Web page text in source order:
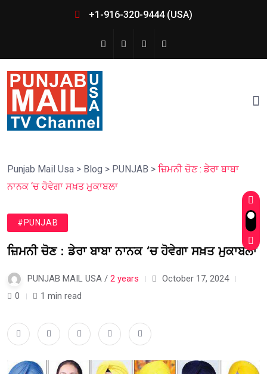
+1-916-320-9444 (USA)
Punjab Mail Usa > Blog > PUNJAB > ਜ਼ਿਮਨੀ ਚੋਣ : ਡੇਰਾ ਬਾਬਾ
ਨਾਨਕ ‘ਚ ਹੋਵੇਗਾ ਸਖ਼ਤ ਮੁਕਾਬਲਾ
#PUNJAB
ਜ਼ਿਮਨੀ ਚੋਣ : ਡੇਰਾ ਬਾਬਾ ਨਾਨਕ ‘ਚ ਹੋਵੇਗਾ ਸਖ਼ਤ ਮੁਕਾਬਲਾ
PUNJAB MAIL USA / 2 years
October 17, 2024
0
1 min read